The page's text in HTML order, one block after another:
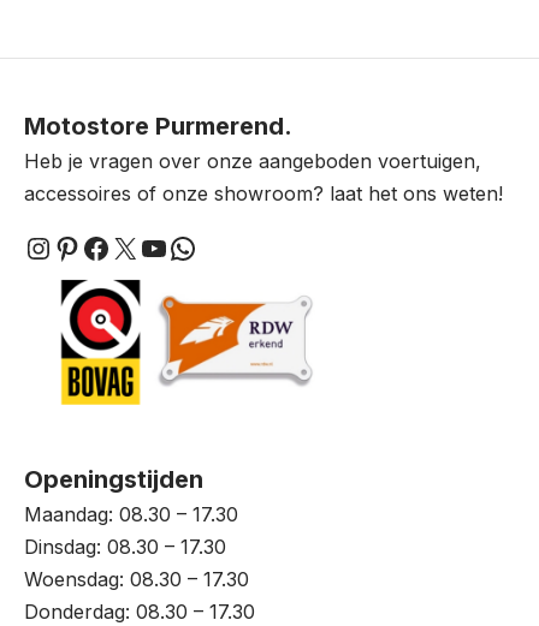
Motostore Purmerend.
Heb je vragen over onze aangeboden voertuigen,
accessoires of onze showroom? laat het ons weten!
Instagram
Pinterest
Facebook
X YouTube
WhatsApp
Openingstijden
Maandag: 08.30 – 17.30
Dinsdag: 08.30 – 17.30
Woensdag: 08.30 – 17.30
Donderdag: 08.30 – 17.30